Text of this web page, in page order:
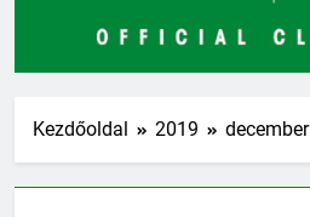
Kezdőoldal 2019 december